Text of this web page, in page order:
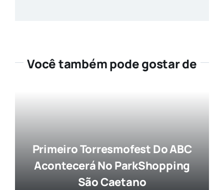
Você também pode gostar de
Primeiro Torresmofest Do ABC
Acontecerá No ParkShopping
São Caetano